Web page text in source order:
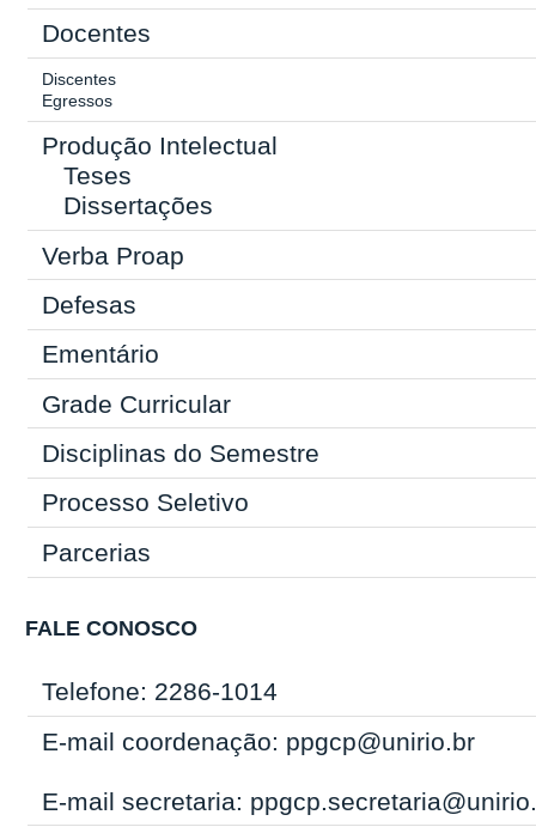
Docentes
Discentes
Egressos
Produção Intelectual
Teses
Dissertações
Verba Proap
Defesas
Ementário
Grade Curricular
Disciplinas do Semestre
Processo Seletivo
Parcerias
FALE CONOSCO
Telefone: 2286-1014
E-mail coordenação: ppgcp@unirio.br
E-mail secretaria: